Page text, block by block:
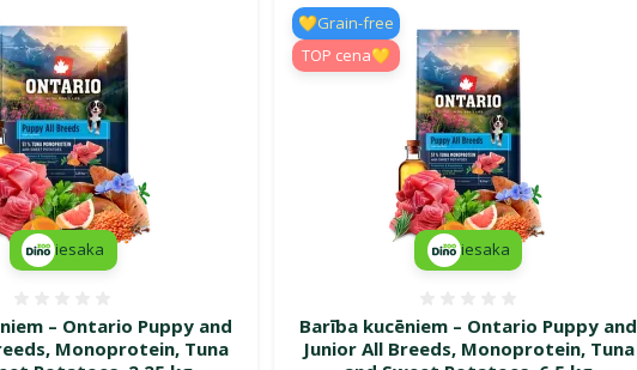
– Ontario Puppy and
Monoprotein, Tuna
iesaka
Barība kucēniem – Ontario Puppy and
Junior All Breeds, Monoprotein, Tuna
💛Grain-free
TOP cena💛
iesaka